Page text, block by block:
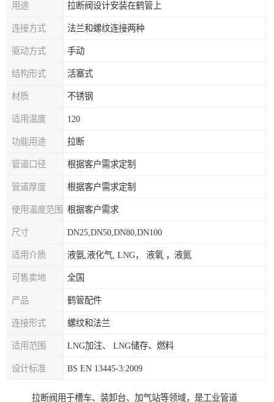
用途 拉断阀设计安装在鹤管上
连接方式 法兰和螺纹连接两种
驱动方式 手动
结构形式 活塞式
材质 不锈钢
适用温度 120
功能用途 拉断
管道口径 根据客户需求定制
管道厚度 根据客户需求定制
使用温度范围 根据客户需求
尺寸 DN25,DN50,DN80,DN100
适用介质 液氨,液化气, LNG， 液氧 ，液氮
可售卖地 全国
产品 鹤管配件
连接形式 螺纹和法兰
适用范围 LNG加注、 LNG储存、燃料
设计标准 BS EN 13445-3:2009
拉断阀用于槽车、装卸台、加气站等领域，是工业管道